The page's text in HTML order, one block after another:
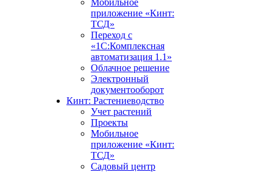
Мобильное
приложение «Кинт:
ТСД»
Переход с
«1С:Комплексная
автоматизация 1.1»
Облачное решение
Электронный
документооборот
Кинт: Растениеводство
Учет растений
Проекты
Мобильное
приложение «Кинт:
ТСД»
Садовый центр